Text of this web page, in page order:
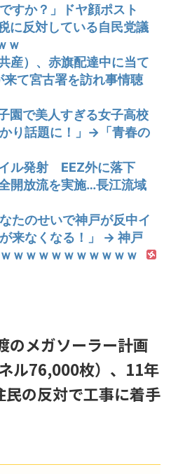
すか？」ドヤ顔ポスト
に反対している自民党議
ｗ
産）、赤旗配達中に当て
て宮古署を訪れ事情聴
園で美人すぎる女子高校
り話題に！」→「青春の
ル発射 EEZ外に落下
開放流を実施…長江流域
たのせいで神戸が反中イ
来なくなる！」 → 神戸
ｗｗｗｗｗｗｗｗｗｗ
のメガソーラー計画
ル76,000枚）、11年
の反対で工事に着手